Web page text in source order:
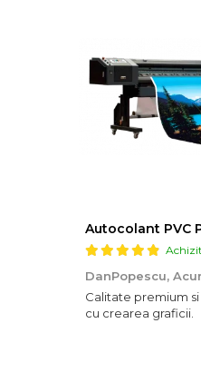
Autocolant PVC
DanPopescu,
Calitate premium
cu crearea graficii.